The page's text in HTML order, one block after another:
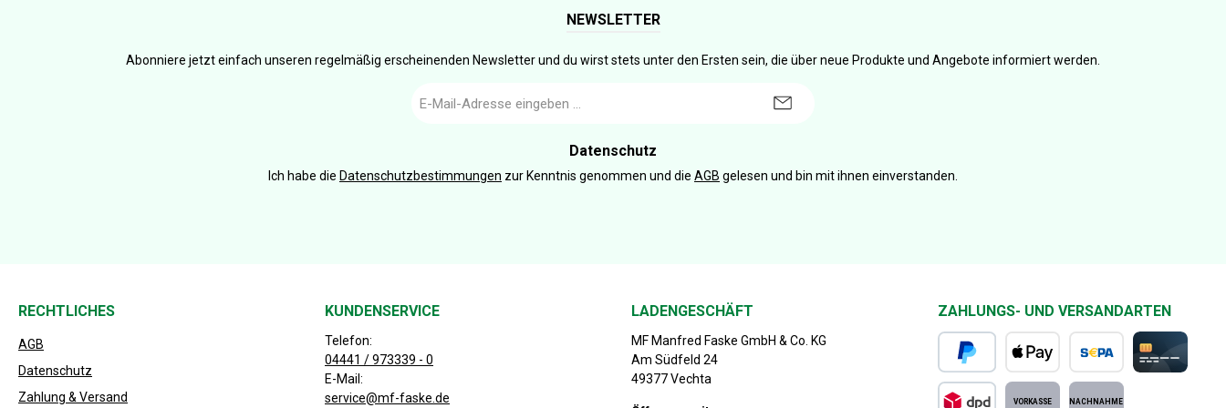
NEWSLETTER
Abonniere jetzt einfach unseren regelmäßig erscheinenden Newsletter und du wirst stets unter den Ersten sein, die über neue Produkte und Angebote informiert werden.
Mail-
Datenschutz
Ich habe die Datenschutzbestimmungen zur Kenntnis genommen und die AGB gelesen und bin mit ihnen einverstanden.
RECHTLICHES
AGB
Datenschutz
Zahlung & Versand
KUNDENSERVICE
Telefon:
04441 / 973339 - 0
E-Mail:
service@mf-faske.de
LADENGESCHÄFT
MF Manfred Faske GmbH & Co. KG
Am Südfeld 24
49377 Vechta
ZAHLUNGS- UND VERSANDARTEN
PayPal Apple Pay SEPA Lastschrift